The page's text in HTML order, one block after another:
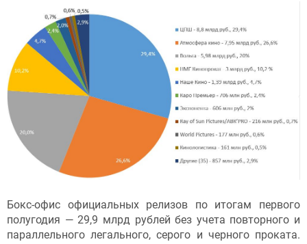
Бокс-офис официальных релизов по итогам первого
полугодия — 29,9 млрд рублей без учета повторного и
параллельного легального, серого и черного проката.